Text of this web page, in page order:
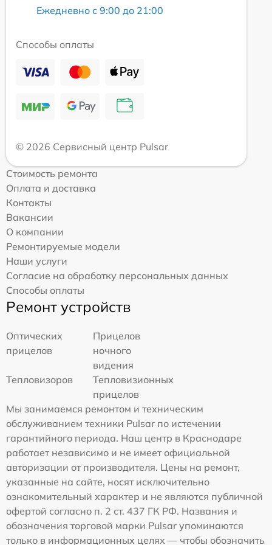
Ежедневно с 9:00 до 21:00
Способы оплаты
© 2026 Сервисный центр Pulsar
Стоимость ремонта
Оплата и доставка
Контакты
Вакансии
О компании
Ремонтируемые модели
Наши услуги
Согласие на обработку персональных данных
Способы оплаты
Ремонт устройств
Оптических
прицелов
Прицелов
ночного
видения
Тепловизоров
Тепловизионных
прицелов
Мы занимаемся ремонтом и техническим
обслуживанием техники Pulsar по истечении
гарантийного периода. Наш центр в Краснодаре
работает независимо и не имеет официальной
авторизации от производителя. Цены на ремонт,
указанные на сайте, носят исключительно
ознакомительный характер и не являются публичной
офертой согласно п. 2 ст. 437 ГК РФ. Названия и
обозначения торговой марки Pulsar упоминаются
только в информационных целях — чтобы обозначить